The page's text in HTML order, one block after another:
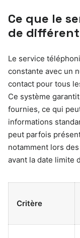
Ce que le
de différent
Le service
constante avec un
contact pour tous
Ce système
fournies, ce qui
informations
peut parfois
notamment lors
avant la date limite
Critère